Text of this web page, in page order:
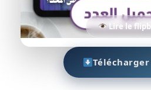
Lire le
Télécharger